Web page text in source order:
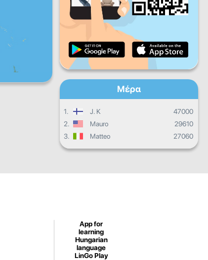
Μηνιαία πρόοδος
Συνολική πρόοδος
Μέρα
1. J. K
47000
2.
Mauro
29610
3.
Matteo 27060
App for
learning
Hungarian
language
LinGo Play